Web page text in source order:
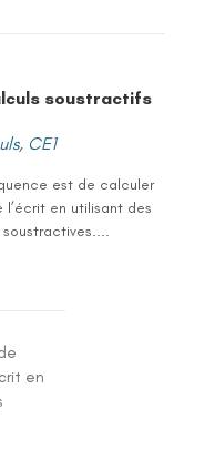
soustractifs
, CE1
est de calculer
en utilisant des
en